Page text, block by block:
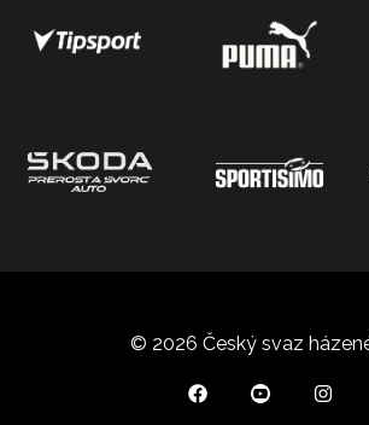
© 2026 Český svaz